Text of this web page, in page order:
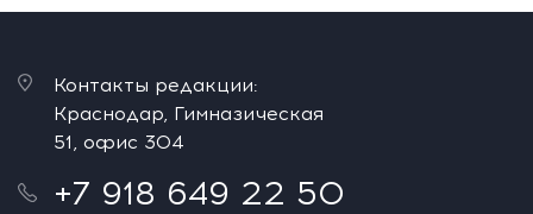
Контакты редакции:
Краснодар, Гимназическая
51, офис 304
+7 918 649 22 50